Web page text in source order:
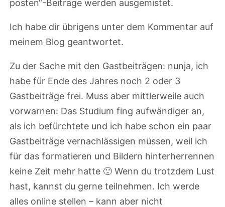
posten“-Beiträge werden ausgemistet.
Ich habe dir übrigens unter dem Kommentar auf
meinem Blog geantwortet.
Zu der Sache mit den Gastbeiträgen: nunja, ich
habe für Ende des Jahres noch 2 oder 3
Gastbeiträge frei. Muss aber mittlerweile auch
vorwarnen: Das Studium fing aufwändiger an,
als ich befürchtete und ich habe schon ein paar
Gastbeiträge vernachlässigen müssen, weil ich
für das formatieren und Bildern hinterherrennen
keine Zeit mehr hatte 🙁 Wenn du trotzdem Lust
hast, kannst du gerne teilnehmen. Ich werde
alles online stellen – kann aber nicht